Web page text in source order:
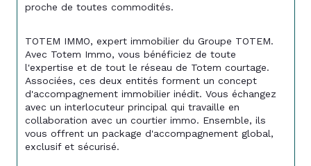
proche de toutes commodités.
TOTEM IMMO, expert immobilier du Groupe TOTEM.
Avec Totem Immo, vous bénéficiez de toute
l'expertise et de tout le réseau de Totem courtage.
Associées, ces deux entités forment un concept
d'accompagnement immobilier inédit. Vous échangez
avec un interlocuteur principal qui travaille en
collaboration avec un courtier immo. Ensemble, ils
vous offrent un package d'accompagnement global,
exclusif et sécurisé.